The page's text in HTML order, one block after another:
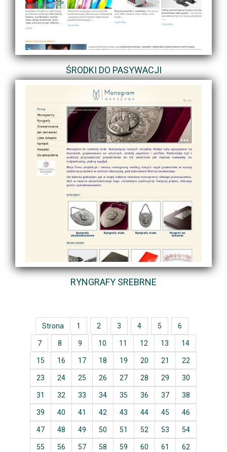
ŚRODKI DO PASYWACJI
RYNGRAFY SREBRNE
Strona 1 2 3 4 5 6
7 8 9 10 11 12 13 14
15 16 17 18 19 20 21 22
23 24 25 26 27 28 29 30
31 32 33 34 35 36 37 38
39 40 41 42 43 44 45 46
47 48 49 50 51 52 53 54
55 56 57 58 59 60 61 62